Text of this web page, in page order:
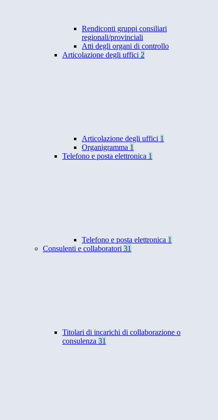
Rendiconti gruppi consiliari
regionali/provinciali
Atti degli organi di controllo
Articolazione degli uffici 2
Articolazione degli uffici 1
Organigramma 1
Telefono e posta elettronica 1
Telefono e posta elettronica 1
Consulenti e collaboratori 31
Titolari di incarichi di collaborazione o
consulenza 31